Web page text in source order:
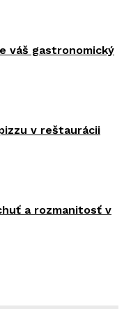
váš gastronomický
v reštaurácii
a rozmanitosť v